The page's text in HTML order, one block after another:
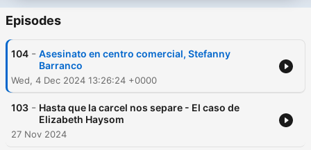
Episodes
104 - Asesinato en centro comercial, Stefanny
Barranco
Wed, 4 Dec 2024 13:26:24 +0000
103 - Hasta que la carcel nos separe - El caso de
Elizabeth Haysom
27 Nov 2024